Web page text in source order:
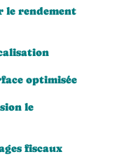
le rendement
optimisée
le
fiscaux